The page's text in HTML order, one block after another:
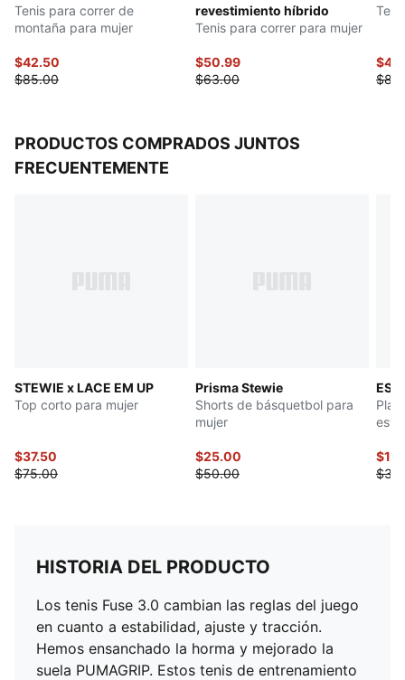
Tenis para correr de
montaña para mujer
$42.50
$85.00
revestimiento híbrido
Tenis para correr para mujer
$50.99
$63.00
PRODUCTOS COMPRADOS JUNTOS
FRECUENTEMENTE
STEWIE x LACE EM UP
Top corto para mujer
$37.50
$75.00
Prisma Stewie
Shorts de básquetbol para
mujer
$25.00
$50.00
HISTORIA DEL PRODUCTO
Los tenis Fuse 3.0 cambian las reglas del juego
en cuanto a estabilidad, ajuste y tracción.
Hemos ensanchado la horma y mejorado la
suela PUMAGRIP. Estos tenis de entrenamiento